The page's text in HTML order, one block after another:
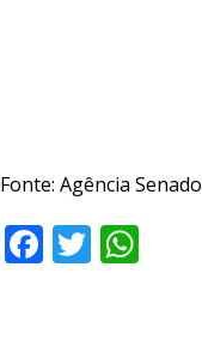
Fonte: Agência Senado
FacebookTwitter